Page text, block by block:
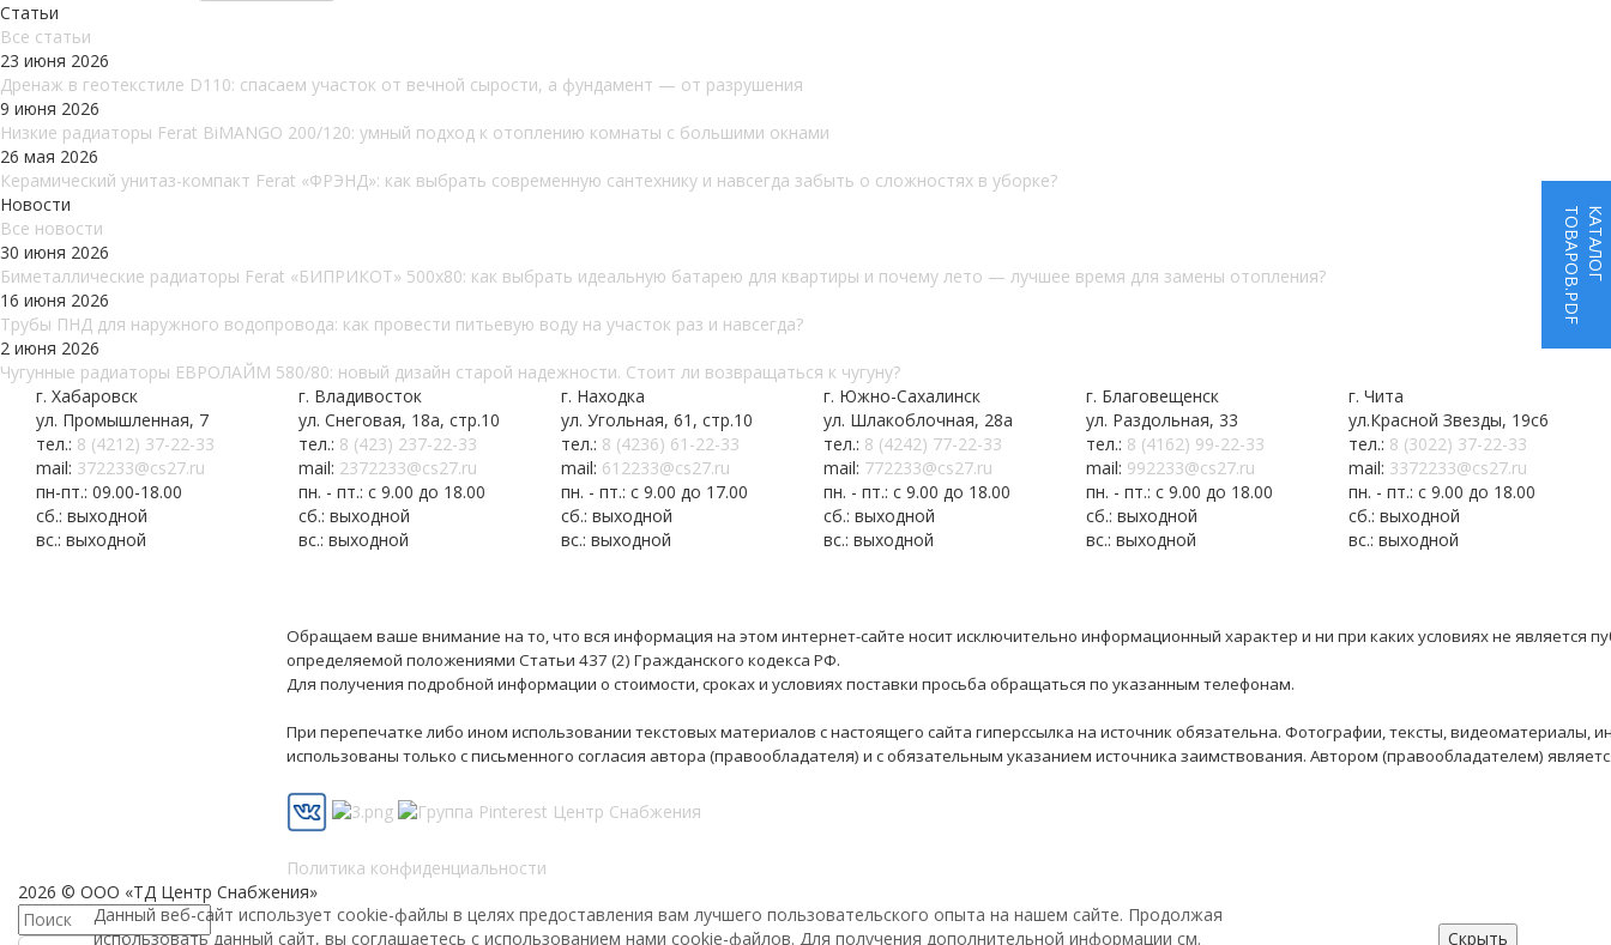
Статьи
Все cтатьи
23 июня 2026
Дренаж в геотекстиле D110: спасаем участок от вечной сырости, а фундамент — от разрушения
9 июня 2026
Низкие радиаторы Ferat BiMANGO 200/120: умный подход к отоплению комнаты с большими окнами
26 мая 2026
Керамический унитаз-компакт Ferat «ФРЭНД»: как выбрать современную сантехнику и навсегда забыть о сложностях в уборке?
Новости
Все новости
30 июня 2026
Биметаллические радиаторы Ferat «БИПРИКОТ» 500x80: как выбрать идеальную батарею для квартиры и почему лето — лучшее время для замены отопления?
16 июня 2026
Трубы ПНД для наружного водопровода: как провести питьевую воду на участок раз и навсегда?
2 июня 2026
Чугунные радиаторы ЕВРОЛАЙМ 580/80: новый дизайн старой надежности. Стоит ли возвращаться к чугуну?
г. Хабаровск
ул. Промышленная, 7
тел.: 8 (4212) 37-22-33
mail: 372233@cs27.ru
пн-пт.: 09.00-18.00
сб.: выходной
вс.: выходной
г. Владивосток
ул. Снеговая, 18а, стр.10
тел.: 8 (423) 237-22-33
mail: 2372233@cs27.ru
пн. - пт.: с 9.00 до 18.00
сб.: выходной
вс.: выходной
г. Находка
ул. Угольная, 61, стр.10
тел.: 8 (4236) 61-22-33
mail: 612233@cs27.ru
пн. - пт.: с 9.00 до 17.00
сб.: выходной
вс.: выходной
г. Южно-Сахалинск
ул. Шлакоблочная, 28а
тел.: 8 (4242) 77-22-33
mail: 772233@cs27.ru
пн. - пт.: с 9.00 до 18.00
сб.: выходной
вс.: выходной
г. Благовещенск
ул. Раздольная, 33
тел.: 8 (4162) 99-22-33
mail: 992233@cs27.ru
пн. - пт.: с 9.00 до 18.00
сб.: выходной
вс.: выходной
г. Чита
ул.Красной Звезды, 19с6
тел.: 8 (3022) 37-22-33
mail: 3372233@cs27.ru
пн. - пт.: с 9.00 до 18.00
сб.: выходной
вс.: выходной
Обращаем ваше внимание на то, что вся информация на этом интернет-сайте носит исключительно информационный характер и ни при каких условиях не является
определяемой положениями Статьи 437 (2) Гражданского кодекса РФ.
Для получения подробной информации о стоимости, сроках и условиях поставки просьба обращаться по указанным телефонам.
При перепечатке либо ином использовании текстовых материалов с настоящего сайта гиперссылка на источник обязательна. Фотографии, тексты, видеоматериалы,
использованы только с письменного согласия автора (правообладателя) и с обязательным указанием источника заимствования. Автором (правообладателем)
Политика конфиденциальности
2026 © ООО «ТД Центр Снабжения»
КАТАЛОГ
ТОВАРОВ.PDF
Данный веб-сайт использует cookie-файлы в целях предоставления вам лучшего пользовательского опыта на нашем сайте. Продолжая
использовать данный сайт, вы соглашаетесь с использованием нами cookie-файлов. Для получения дополнительной информации см.
Скрыть